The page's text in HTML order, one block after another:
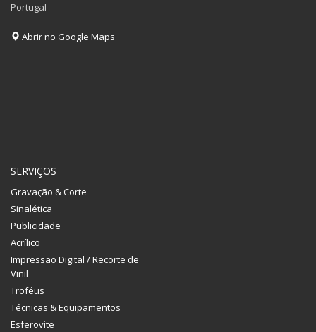
Portugal
Abrir no Google Maps
SERVIÇOS
Gravação & Corte
Sinalética
Publicidade
Acrílico
Impressão Digital / Recorte de
Vinil
Troféus
Técnicas & Equipamentos
Esferovite